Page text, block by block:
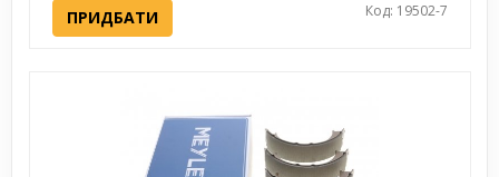
ПРИДБАТИ Код: 19502-7